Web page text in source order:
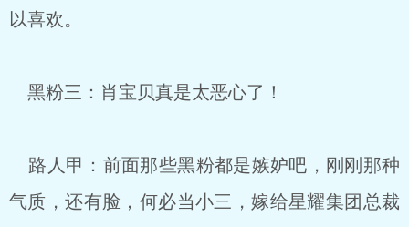
以喜欢。
黑粉三：肖宝贝真是太恶心了！
路人甲：前面那些黑粉都是嫉妒吧，刚刚那种
气质，还有脸，何必当小三，嫁给星耀集团总裁